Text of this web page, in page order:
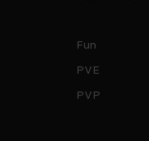
Fun
PVE
PVP